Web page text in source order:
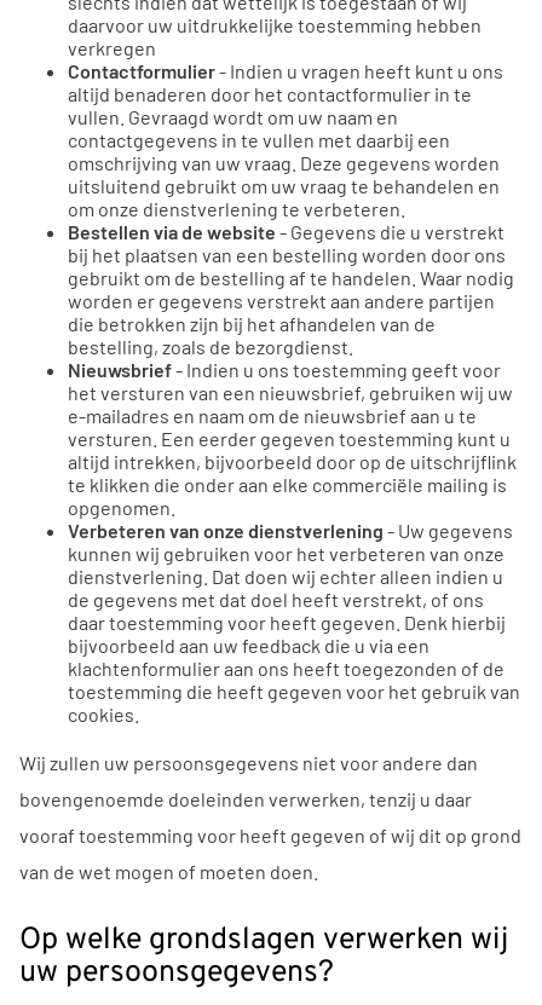
daarvoor uw uitdrukkelijke toestemming hebben
verkregen
Contactformulier- Indien u vragen heeft kunt u ons
altijd benaderen door het contactformulier in te
vullen. Gevraagd wordt om uw naam en
contactgegevens in te vullen met daarbij een
omschrijving van uw vraag. Deze gegevens worden
uitsluitend gebruikt om uw vraag te behandelen en
om onze dienstverlening te verbeteren.
Bestellen via de website - Gegevens die u verstrekt
bij het plaatsen van een bestelling worden door ons
gebruikt om de bestelling af te handelen. Waar nodig
worden er gegevens verstrekt aan andere partijen
die betrokken zijn bij het afhandelen van de
bestelling, zoals de bezorgdienst.
Nieuwsbrief- Indien u ons toestemming geeft voor
het versturen van een nieuwsbrief, gebruiken wij uw
e-mailadres en naam om de nieuwsbrief aan u te
versturen. Een eerder gegeven toestemming kunt u
altijd intrekken, bijvoorbeeld door op de uitschrijflink
te klikken die onder aan elke commerciële mailing is
opgenomen.
Verbeteren van onze dienstverlening - Uw gegevens
kunnen wij gebruiken voor het verbeteren van onze
dienstverlening. Dat doen wij echter alleen indien u
de gegevens met dat doel heeft verstrekt, of ons
daar toestemming voor heeft gegeven. Denk hierbij
bijvoorbeeld aan uw feedback die u via een
klachtenformulier aan ons heeft toegezonden of de
toestemming die heeft gegeven voor het gebruik van
cookies.
Wij zullen uw persoonsgegevens niet voor andere dan
bovengenoemde doeleinden verwerken, tenzij u daar
vooraf toestemming voor heeft gegeven of wij dit op grond
van de wet mogen of moeten doen.
Op welke grondslagen verwerken wij
uw persoonsgegevens?